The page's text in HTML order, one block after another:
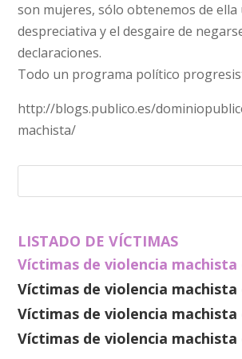
son mujeres, sólo obtenemos de ella
despreciativa y el desgaire de
declaraciones.
Todo un programa político
http://blogs.publico.es/
machista/
LISTADO DE VÍCTIMAS
Víctimas de violencia machista
Víctimas de violencia machista
Víctimas de violencia machista
Víctimas de violencia machista